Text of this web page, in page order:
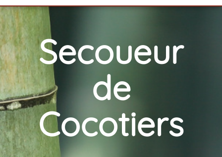
Secoueur
de
Cocotiers